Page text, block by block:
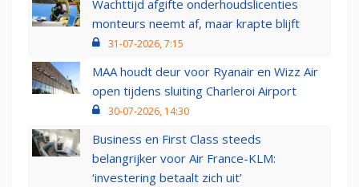
Wachttijd afgifte onderhoudslicenties
monteurs neemt af, maar krapte blijft
31-07-2026, 7:15
MAA houdt deur voor Ryanair en Wizz Air
open tijdens sluiting Charleroi Airport
30-07-2026, 14:30
Business en First Class steeds
belangrijker voor Air France-KLM:
‘investering betaalt zich uit’